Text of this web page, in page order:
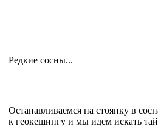
Редкие сосны...
Останавливаемся на стоянку в
к геокешингу и мы идем искать